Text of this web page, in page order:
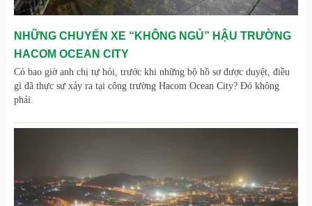
NHỮNG CHUYẾN XE “KHÔNG NGỦ” HẬU TRƯỜNG
HACOM OCEAN CITY
Có bao giờ anh chị tự hỏi, trước khi những bộ hồ sơ được duyệt, điều
gì đã thực sự xảy ra tại công trường Hacom Ocean City? Đó không
phải.